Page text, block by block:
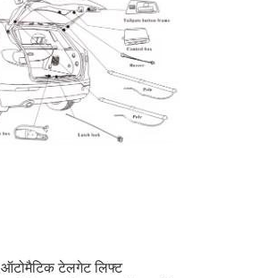
ऑटोमैटिक टेलगेट लिफ्ट